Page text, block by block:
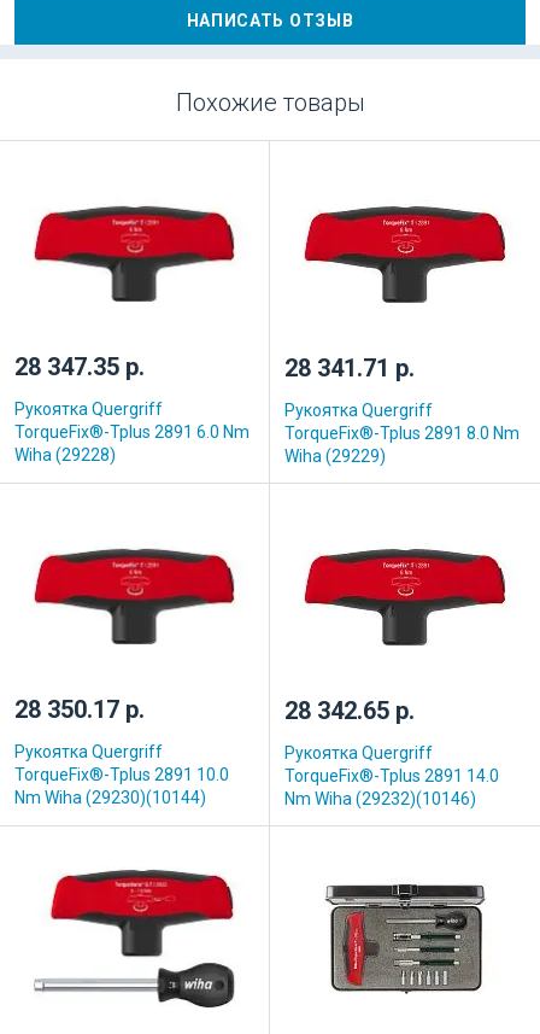
НАПИСАТЬ ОТЗЫВ
Похожие товары
28 347.35 р.
Рукоятка Quergriff
TorqueFix®-Tplus 2891 6.0 Nm
Wiha (29228)
28 341.71 р.
Рукоятка Quergriff
TorqueFix®-Tplus 2891 8.0 Nm
Wiha (29229)
28 350.17 р.
Рукоятка Quergriff
TorqueFix®-Tplus 2891 10.0
Nm Wiha (29230)(10144)
28 342.65 р.
Рукоятка Quergriff
TorqueFix®-Tplus 2891 14.0
Nm Wiha (29232)(10146)